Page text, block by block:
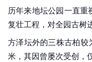
历年来地坛公园一直
复壮工程，对全园古树
方泽坛外的三株古柏较
米，其因曾屡次受创，